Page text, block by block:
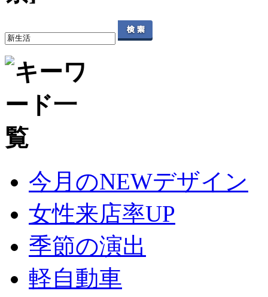
今月のNEWデザイン
女性来店率UP
季節の演出
軽自動車